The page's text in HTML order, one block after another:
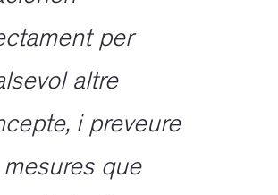
per
altre
i preveure
que